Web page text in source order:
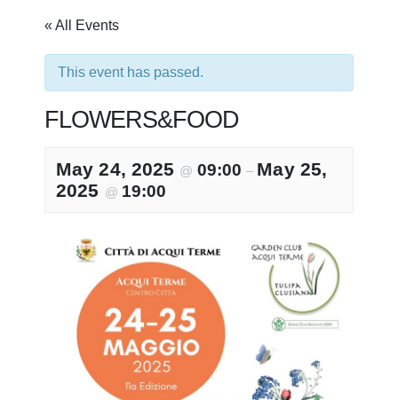
« All Events
This event has passed.
FLOWERS&FOOD
May 24, 2025 @ 09:00– May 25,
2025 @ 19:00